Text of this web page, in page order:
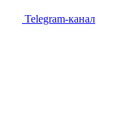
Telegram-канал